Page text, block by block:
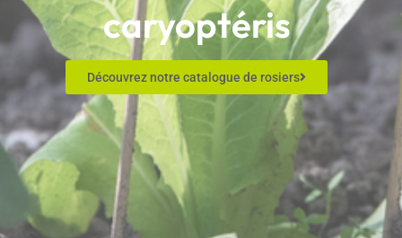
caryoptéris
Découvrez notre catalogue de rosiers